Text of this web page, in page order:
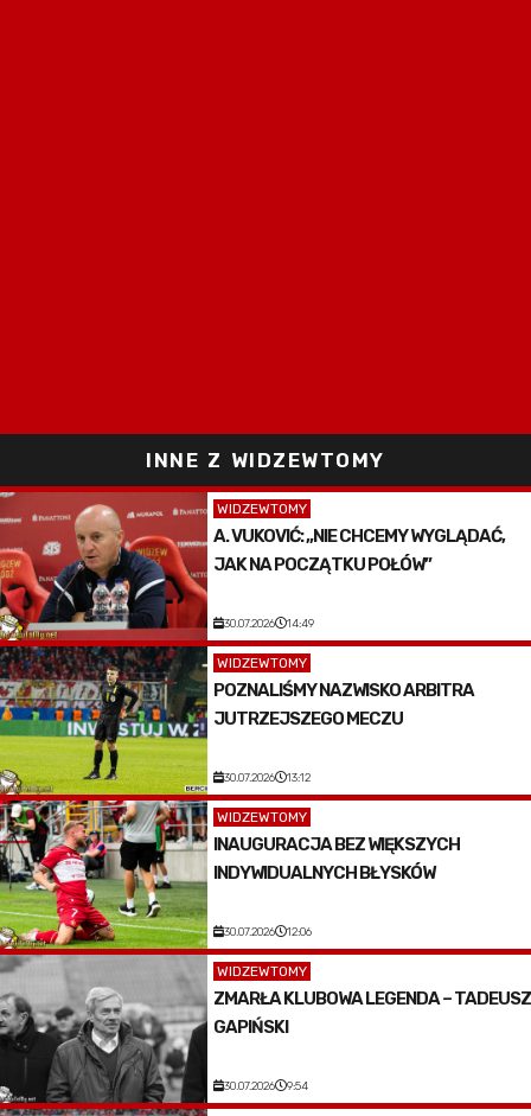
INNE Z WIDZEWTOMY
WIDZEWTOMY
A. VUKOVIĆ: „NIE CHCEMY WYGLĄDAĆ,
JAK NA POCZĄTKU POŁÓW”
30.07.2026 14:49
WIDZEWTOMY
POZNALIŚMY NAZWISKO ARBITRA
JUTRZEJSZEGO MECZU
30.07.2026 13:12
WIDZEWTOMY
INAUGURACJA BEZ WIĘKSZYCH
INDYWIDUALNYCH BŁYSKÓW
30.07.2026 12:06
WIDZEWTOMY
ZMARŁA KLUBOWA LEGENDA – TADEUSZ
GAPIŃSKI
30.07.2026 9:54